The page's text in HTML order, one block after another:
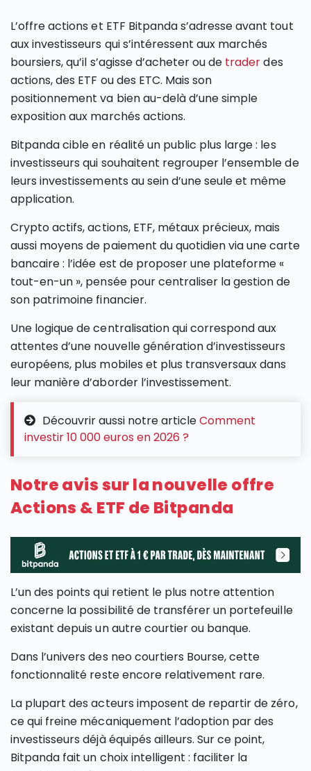
L’offre actions et ETF Bitpanda s’adresse avant tout
aux investisseurs qui s’intéressent aux marchés
boursiers, qu’il s’agisse d’acheter ou de traderdes
actions, des ETF ou des ETC. Mais son
positionnement va bien au-delà d’une simple
exposition aux marchés actions.
Bitpanda cible en réalité un public plus large : les
investisseurs qui souhaitent regrouper l’ensemble de
leurs investissements au sein d’une seule et même
application.
Crypto actifs, actions, ETF, métaux précieux, mais
aussi moyens de paiement du quotidien via une carte
bancaire : l’idée est de proposer une plateforme «
tout-en-un », pensée pour centraliser la gestion de
son patrimoine financier.
Une logique de centralisation qui correspond aux
attentes d’une nouvelle génération d’investisseurs
européens, plus mobiles et plus transversaux dans
leur manière d’aborder l’investissement.
Découvrir aussi notre articleComment
investir 10 000 euros en 2026 ?
Notre avis sur la nouvelle offre
Actions & ETF de Bitpanda
L’un des points qui retient le plus notre attention
concerne la possibilité de transférer un portefeuille
existant depuis un autre courtier ou banque.
Dans l’univers des neo courtiers Bourse, cette
fonctionnalité reste encore relativement rare.
La plupart des acteurs imposent de repartir de zéro,
ce qui freine mécaniquement l’adoption par des
investisseurs déjà équipés ailleurs. Sur ce point,
Bitpanda fait un choix intelligent : faciliter la